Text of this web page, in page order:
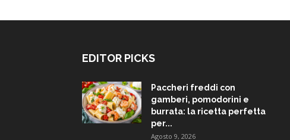
EDITOR PICKS
Paccheri freddi con
gamberi, pomodorini e
burrata: la ricetta perfetta
per...
Agosto 9, 2026